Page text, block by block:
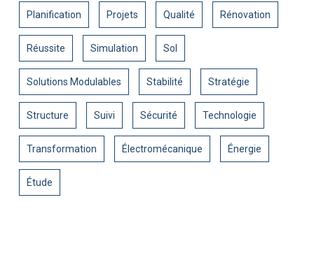
Planification Projets Qualité Rénovation
Réussite Simulation Sol
Solutions Modulables Stabilité Stratégie
Structure Suivi Sécurité Technologie
Transformation Électromécanique Énergie
Étude